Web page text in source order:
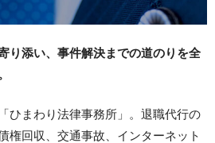
り添い、事件解決までの道のりを全
ひまわり法律事務所」。退職代行の
権回収、交通事故、インターネット